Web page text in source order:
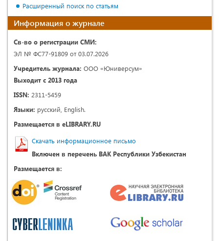
Расширенный поиск по статьям
Информация о журнале
Св-во о регистрации СМИ:
ЭЛ № ФС77-91809 от 03.07.2026
Учредитель журнала: ООО «Юниверсум»
Выходит с 2013 года
ISSN: 2311-5459
Языки: русский, English.
Размещается в eLIBRARY.RU
Скачать информационное письмо
Включен в перечень ВАК Республики Узбекистан
Размещается в: